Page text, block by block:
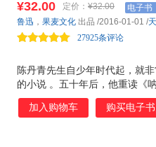
陈丹青先生自少年时代起，就
的小说 。五十年后，他重读《
长文推荐，每个少年都应该读
作十三副版画插图，精美绝伦
¥32.00 定价： ¥32.00 电子书
27925条评论
鲁迅 ， 果麦文化 出品 /2016-01-01 /
加入购物车 购买电子书